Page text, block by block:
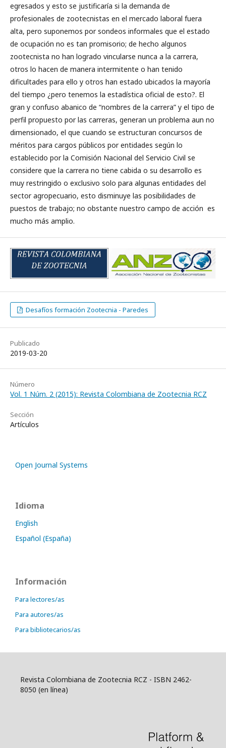
egresados y esto se justificaría si la demanda de
profesionales de zootecnistas en el mercado laboral fuera
alta, pero suponemos por sondeos informales que el estado
de ocupación no es tan promisorio; de hecho algunos
zootecnista no han logrado vincularse nunca a la carrera,
otros lo hacen de manera intermitente o han tenido
dificultades para ello y otros han estado ubicados la mayoría
del tiempo ¿pero tenemos la estadística oficial de esto?. El
gran y confuso abanico de “nombres de la carrera” y el tipo de
perfil propuesto por las carreras, generan un problema aun no
dimensionado, el que cuando se estructuran concursos de
méritos para cargos públicos por entidades según lo
establecido por la Comisión Nacional del Servicio Civil se
considere que la carrera no tiene cabida o su desarrollo es
muy restringido o exclusivo solo para algunas entidades del
sector agropecuario, esto disminuye las posibilidades de
puestos de trabajo; no obstante nuestro campo de acción es
mucho más amplio.
Desafíos formación Zootecnia - Paredes
Publicado
2019-03-20
Número
Vol. 1 Núm. 2 (2015): Revista Colombiana de Zootecnia RCZ
Sección
Artículos
Open Journal Systems
Idioma
English
Español (España)
Información
Para lectores/as
Para autores/as
Para bibliotecarios/as
Revista Colombiana de Zootecnia RCZ - ISBN 2462-
8050 (en línea)